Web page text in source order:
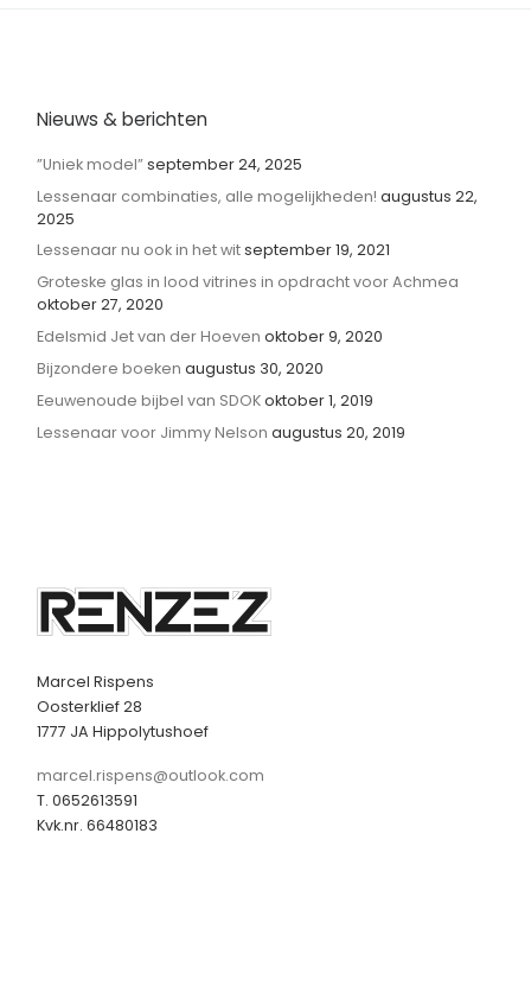
Nieuws & berichten
”Uniek model”september 24, 2025
Lessenaar combinaties, alle mogelijkheden! augustus 22,
2025
Lessenaar nu ook in het witseptember 19, 2021
Groteske glas in lood vitrines in opdracht voor Achmea
oktober 27, 2020
Edelsmid Jet van der Hoeven oktober 9, 2020
Bijzondere boeken augustus 30, 2020
Eeuwenoude bijbel van SDOKoktober 1, 2019
Lessenaar voor Jimmy Nelson augustus 20, 2019
Marcel Rispens
Oosterklief 28
1777 JA Hippolytushoef
marcel.rispens@outlook.com
T. 0652613591
Kvk.nr. 66480183